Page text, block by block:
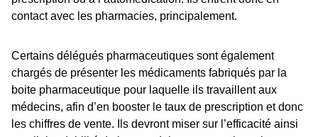
contact avec les pharmacies, principalement.
Certains délégués pharmaceutiques sont également
chargés de présenter les médicaments fabriqués par la
boite pharmaceutique pour laquelle ils travaillent aux
médecins, afin d’en booster le taux de prescription et donc
les chiffres de vente. Ils devront miser sur l’efficacité ainsi